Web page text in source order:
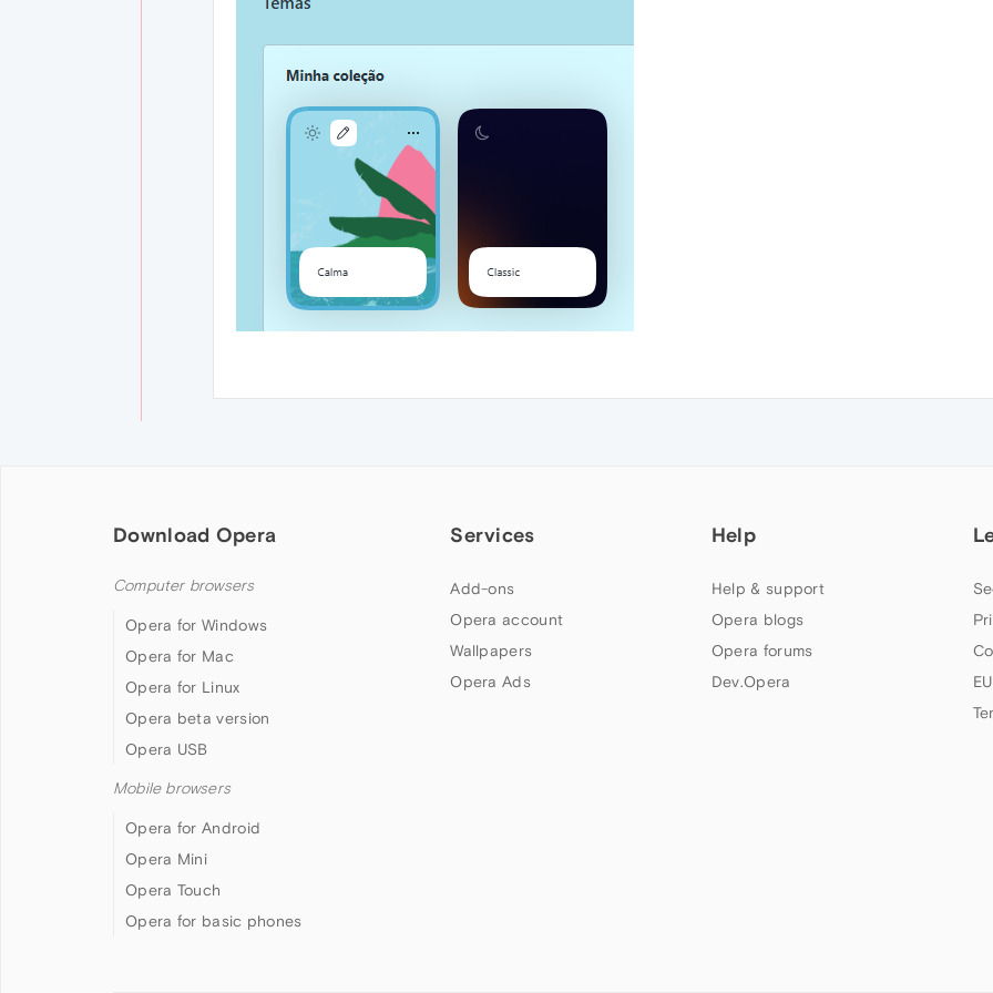
Download Opera
Computer browsers
Opera for Windows
Opera for Mac
Opera for Linux
Opera beta version
Opera USB
Mobile browsers
Opera for Android
Opera Mini
Opera Touch
Opera for basic phones
Services
Add-ons
Opera account
Wallpapers
Opera Ads
Help
Help & support
Opera blogs
Opera forums
Dev.Opera